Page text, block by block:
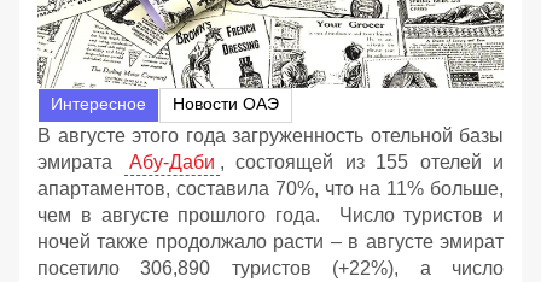
Интересное Новости ОАЭ
В августе этого года загруженность отельной базы
эмирата
Абу-Даби , состоящей из 155 отелей и
апартаментов, составила 70%, что на 11% больше,
чем в августе прошлого года. Число туристов и
ночей также продолжало расти – в августе эмират
посетило 306,890 туристов (+22%), а число